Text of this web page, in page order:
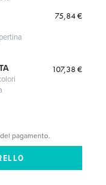
75,84 €
107,38 €
pagamento.